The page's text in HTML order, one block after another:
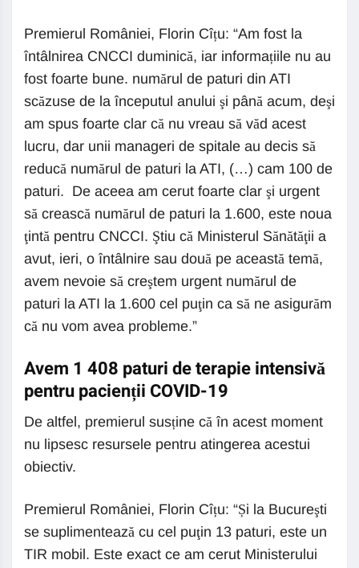
Premierul României, Florin Cîțu: “Am fost la
întâlnirea CNCCI duminică, iar informațiile nu au
fost foarte bune. numărul de paturi din ATI
scăzuse de la începutul anului şi până acum, deşi
am spus foarte clar că nu vreau să văd acest
lucru, dar unii manageri de spitale au decis să
reducă numărul de paturi la ATI, (…) cam 100 de
paturi. De aceea am cerut foarte clar şi urgent
să crească numărul de paturi la 1.600, este noua
ţintă pentru CNCCI. Ştiu că Ministerul Sănătăţii a
avut, ieri, o întâlnire sau două pe această temă,
avem nevoie să creştem urgent numărul de
paturi la ATI la 1.600 cel puţin ca să ne asigurăm
că nu vom avea probleme.”
Avem 1 408 paturi de terapie intensivă
pentru pacienții COVID-19
De altfel, premierul susține că în acest moment
nu lipsesc resursele pentru atingerea acestui
obiectiv.
Premierul României, Florin Cîțu: “Și la Bucureşti
se suplimentează cu cel puţin 13 paturi, este un
TIR mobil. Este exact ce am cerut Ministerului